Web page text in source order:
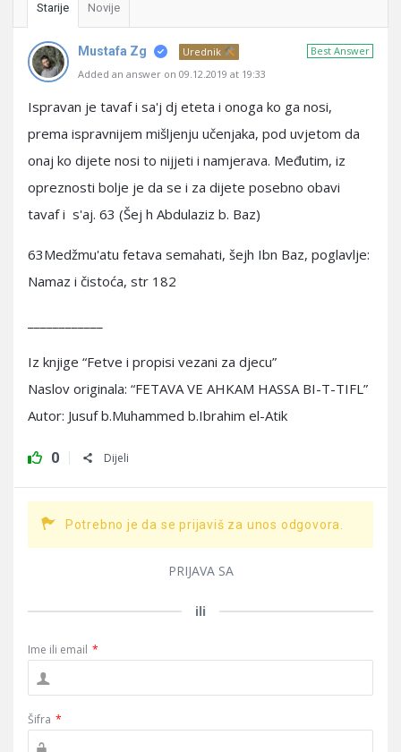
Starije Novije
Best Answer
Mustafa Zg
Urednik
Added an answer on 09.12.2019 at 19:33
Ispravan je tavaf i sa'j dj eteta i onoga ko ga nosi,
prema ispravnijem mišljenju učenjaka, pod uvjetom da
onaj ko dijete nosi to nijjeti i namjerava. Međutim, iz
opreznosti bolje je da se i za dijete posebno obavi
tavaf i s'aj. 63 (Šej h Abdulaziz b. Baz)
63Medžmu'atu fetava semahati, šejh Ibn Baz, poglavlje:
Namaz i čistoća, str 182
Iz knjige “Fetve i propisi vezani za djecu”
Naslov originala: “FETAVA VE AHKAM HASSA BI-T-TIFL”
Autor: Jusuf b.Muhammed b.Ibrahim el-Atik
0 Dijeli
Potrebno je da se prijaviš za unos odgovora.
PRIJAVA SA
ili
Ime ili email *
Šifra *